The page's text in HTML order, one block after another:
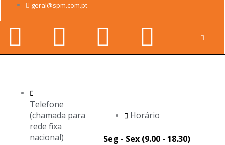
content
geral@spm.com.pt
Facebook-
f
Youtube
Linkedin-
in
Telefone
(chamada para
rede fixa
nacional)
Horário
Seg - Sex (9.00 - 18.30)